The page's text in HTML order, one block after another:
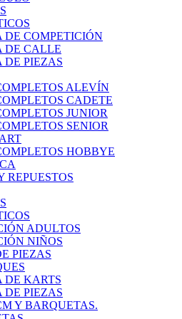
DE COMPETICIÓN
DE CALLE
DE PIEZAS
ALEVÍN
CADETE
JUNIOR
SENIOR
HOBBYE
REPUESTOS
ADULTOS
NIÑOS
PIEZAS
DE KARTS
DE PIEZAS
Y BARQUETAS.